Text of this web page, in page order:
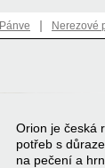
Pánve | Nerezové
Orion je česká
potřeb s
na pečení a